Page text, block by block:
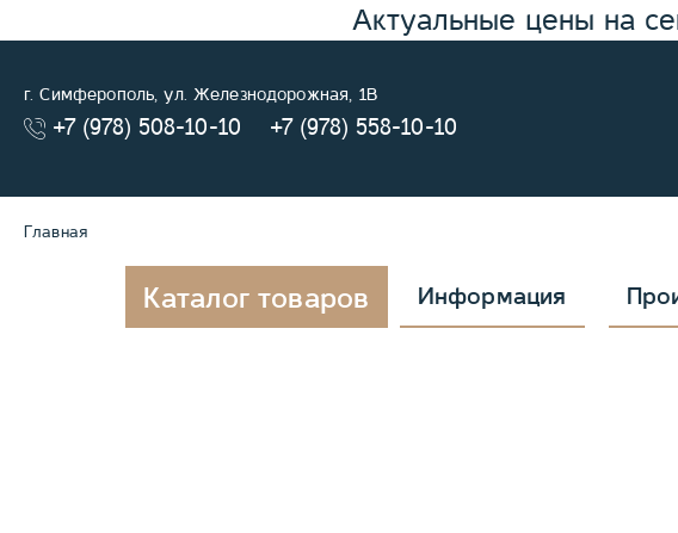
Актуальные цены на
г. Симферополь, ул. Железнодорожная, 1В
+7 (978) 508-10-10 +7 (978) 558-10-10
Главная
Каталог товаров Информация